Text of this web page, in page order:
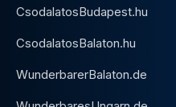
CsodalatosBudapest.hu
CsodalatosBalaton.hu
WunderbarerBalaton.de